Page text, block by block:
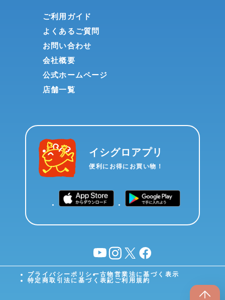
ご利用ガイド
よくあるご質問
お問い合わせ
会社概要
公式ホームページ
店舗一覧
イシグロアプリ
便利にお得にお買い物！
YouTubeinstagram
X facebook
プライバシーポリシー古物営業法に基づく表示
特定商取引法に基づく表記 ご利用規約